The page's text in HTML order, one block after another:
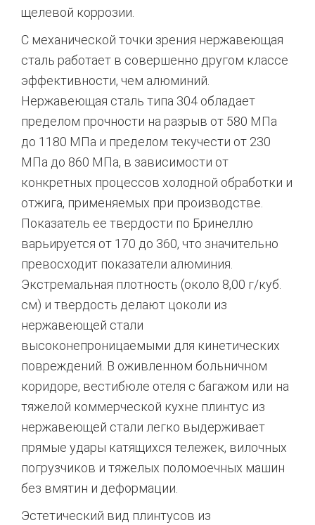
щелевой коррозии.
С механической точки зрения нержавеющая
сталь работает в совершенно другом классе
эффективности, чем алюминий.
Нержавеющая сталь типа 304 обладает
пределом прочности на разрыв от 580 МПа
до 1180 МПа и пределом текучести от 230
МПа до 860 МПа, в зависимости от
конкретных процессов холодной обработки и
отжига, применяемых при производстве.
Показатель ее твердости по Бринеллю
варьируется от 170 до 360, что значительно
превосходит показатели алюминия.
Экстремальная плотность (около 8,00 г/куб.
см) и твердость делают цоколи из
нержавеющей стали
высоконепроницаемыми для кинетических
повреждений. В оживленном больничном
коридоре, вестибюле отеля с багажом или на
тяжелой коммерческой кухне плинтус из
нержавеющей стали легко выдерживает
прямые удары катящихся тележек, вилочных
погрузчиков и тяжелых поломоечных машин
без вмятин и деформации.
Эстетический вид плинтусов из